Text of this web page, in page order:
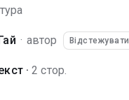
· автор Відстежувати
· 2 стор.